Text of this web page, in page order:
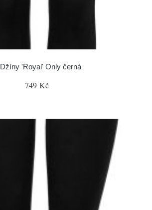
Džíny 'Royal' Only černá
749 Kč